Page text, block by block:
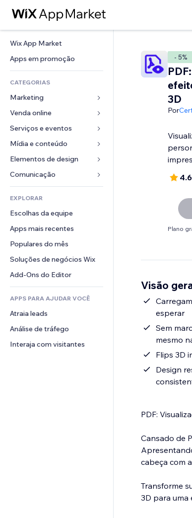
Wix App Market
Apps em promoção
CATEGORIAS
Marketing
Anúncios
Mobile
Análises
Listas do site
Email
Venda online
Apps para lojas
Frete e entrega
Botões de venda
Contabilidade
Cupons e fidelidade
Soluções de armazenamento
Serviços e eventos
Hotéis
Eventos
Restaurantes
Imobiliária
Meus agendamentos
Mídia e conteúdo
Galeria
Músicas
Podcasts
Fotografia
Vídeo
PDF
Compartilhamento de arquivos
Notícias
Elementos de design
Mapas e navegação
Privacidade e segurança
Relógio
Templates de página
Efeitos de imagem
Botões e menus
Banners e selos
Calculadoras
Busca
Previsão do tempo
Tabelas e gráficos
Formulários
Enquetes
Chat
Comentários
Telefone
Comunidade
Avaliações e depoimentos
CRM
EXPLORAR
Escolhas da equipe
Apps mais recentes
Populares do mês
Soluções de negócios Wix
Add-Ons do Editor
APPS PARA AJUDAR VOCÊ
Atraia leads
Análise de tráfego
Interaja com visitantes
- 5%
3D
Por
4.6
Plano
Visão
esperar
Sem
mesmo
Flips 3D
Design
PDF:
Cansado de
cabeça com
Transforme
3D para uma